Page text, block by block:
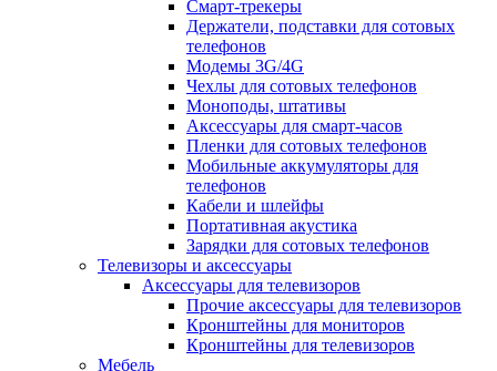
Смарт-трекеры
Держатели, подставки для сотовых
телефонов
Модемы 3G/4G
Чехлы для сотовых телефонов
Моноподы, штативы
Аксессуары для смарт-часов
Пленки для сотовых телефонов
Мобильные аккумуляторы для
телефонов
Кабели и шлейфы
Портативная акустика
Зарядки для сотовых телефонов
Телевизоры и аксессуары
Аксессуары для телевизоров
Прочие аксессуары для телевизоров
Кронштейны для мониторов
Кронштейны для телевизоров
Мебель